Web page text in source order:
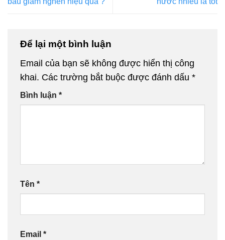
Để lại một bình luận
Email của bạn sẽ không được hiển thị công
khai. Các trường bắt buộc được đánh dấu *
Bình luận *
Tên *
Email *